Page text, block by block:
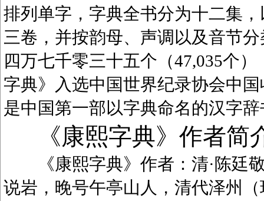
排列单字，字典全书分为十二集
三卷，并按韵母、声调以及音节
四万七千零三十五个（47,035个
字典》入选中国世界纪录协会中
是中国第一部以字典命名的汉字辞
《康熙字典》作者简
《康熙字典》作者：清·陈廷敬
说岩，晚号午亭山人，清代泽州